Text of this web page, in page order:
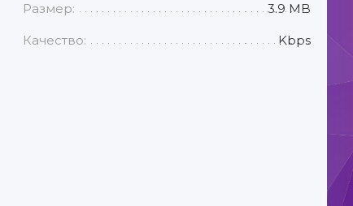
Размер: 3.9 MB
Качество: Kbps